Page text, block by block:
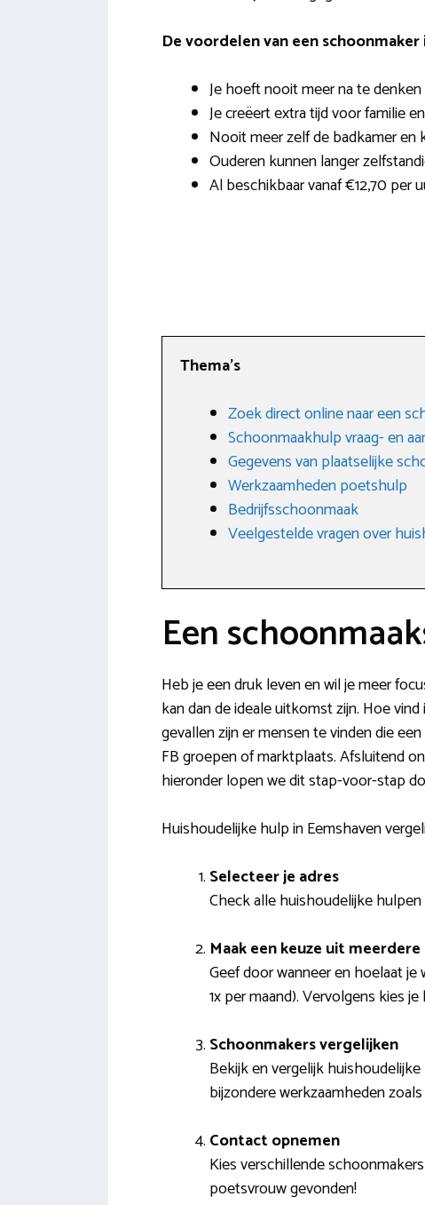
De voordelen van een schoonmaker
Je hoeft nooit meer na te
Je creëert extra tijd voor familie
Nooit meer zelf de badkamer en
Ouderen kunnen langer
Al beschikbaar vanaf €12,70 per
Thema’s
Zoek direct online naar een
Schoonmaakhulp vraag- en
Gegevens van plaatselijke
Werkzaamheden poetshulp
Bedrijfsschoonmaak
Veelgestelde vragen over
Een
Heb je een druk leven en wil je meer
kan dan de ideale uitkomst zijn. Hoe
gevallen zijn er mensen te vinden die
FB groepen of marktplaats. Afsluitend
hieronder lopen we dit stap-voor-stap
Huishoudelijke hulp in Eemshaven
Selecteer je adres
Check alle huishoudelijke
Maak een keuze uit
Geef door wanneer en hoelaat
1x per maand). Vervolgens kies
Schoonmakers vergelijken
Bekijk en vergelijk
bijzondere werkzaamheden
Contact opnemen
Kies verschillende
poetsvrouw gevonden!